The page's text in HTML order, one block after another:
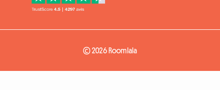
© 2026 Roomlala